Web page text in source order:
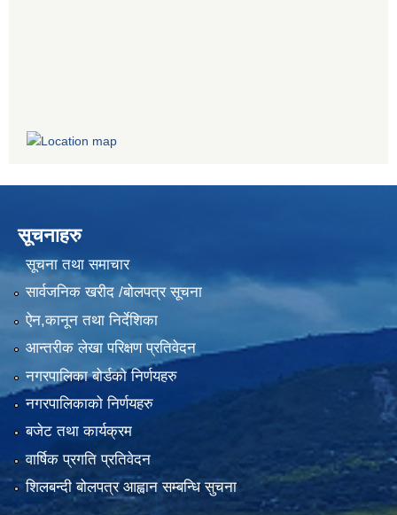
सूचनाहरु
सूचना तथा समाचार
सार्वजनिक खरीद /बोलपत्र सूचना
ऐन,कानून तथा निर्देशिका
आन्तरीक लेखा परिक्षण प्रतिवेदन
नगरपालिका बोर्डको निर्णयहरु
नगरपालिकाको निर्णयहरु
बजेट तथा कार्यक्रम
वार्षिक प्रगति प्रतिवेदन
शिलबन्दी बोलपत्र आह्वान सम्बन्धि सुचना